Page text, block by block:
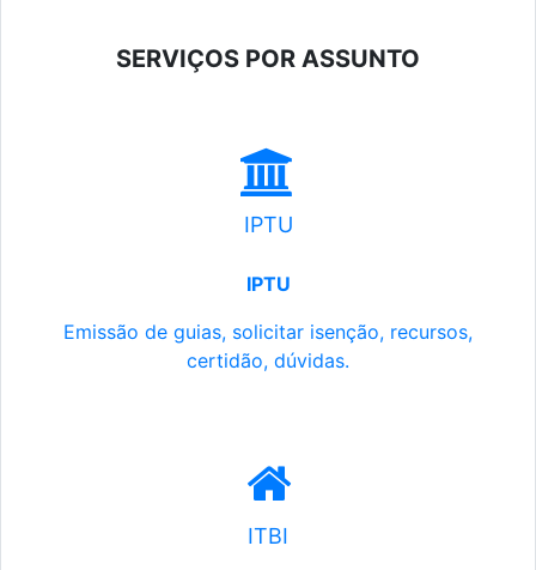
SERVIÇOS POR ASSUNTO
IPTU
IPTU
Emissão de guias, solicitar isenção, recursos,
certidão, dúvidas.
ITBI